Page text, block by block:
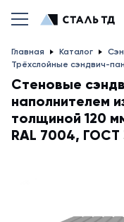
Главная Каталог
Трёхслойные сэндвич-
Стеновые
наполнителем
толщиной 120
RAL 7004, ГОСТ